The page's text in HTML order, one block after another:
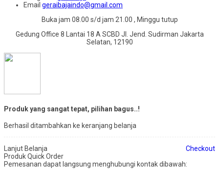
Email geraibajaindo@gmail.com
Buka jam 08.00 s/d jam 21.00 , Minggu tutup
Gedung Office 8 Lantai 18 A SCBD Jl. Jend. Sudirman Jakarta
Selatan, 12190
Produk yang sangat tepat, pilihan bagus..!
Berhasil ditambahkan ke keranjang belanja
Lanjut Belanja
Checkout
Produk Quick Order
Pemesanan dapat langsung menghubungi kontak dibawah: